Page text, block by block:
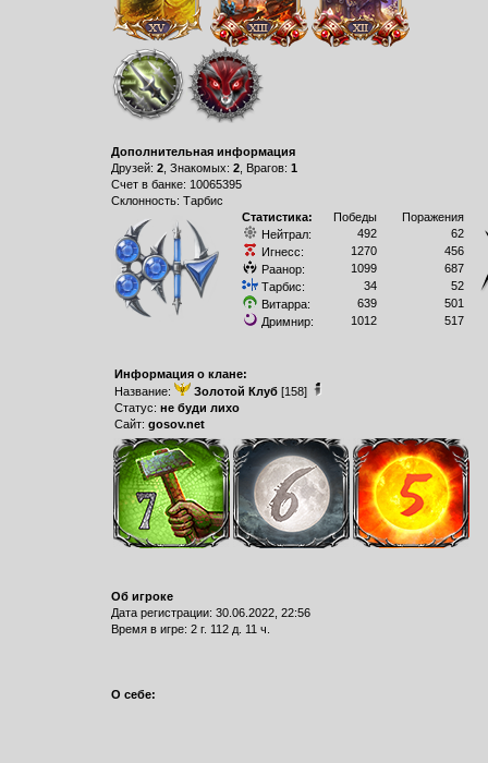
Дополнительная информация
Друзей: 2, Знакомых: 2, Врагов: 1
Счет в банке: 10065395
Склонность: Тарбис
Статистика:
Победы
Поражения
Нейтрал:
492
62
Игнесс:
1270
456
Раанор:
1099
687
Тарбис:
34
52
Витарра:
639
501
Дримнир:
1012 517
Информация о клане:
Название:
Золотой Клуб[158]
Статус: не буди лихо
Сайт: gosov.net
Об игроке
Дата регистрации: 30.06.2022, 22:56
Время в игре: 2 г. 112 д. 11 ч.
О себе: